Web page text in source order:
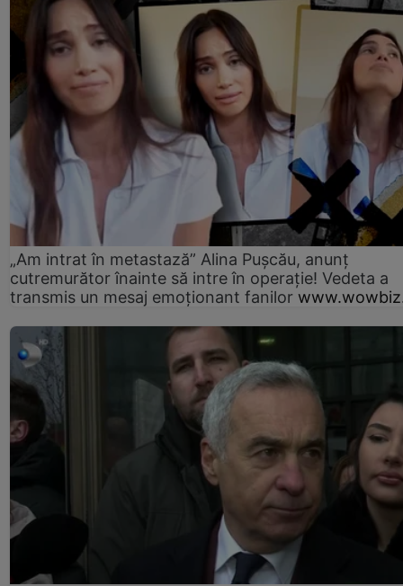
„Am intrat în metastază” Alina Pușcău, anunț
cutremurător înainte să intre în operație! Vedeta a
transmis un mesaj emoționant fanilor